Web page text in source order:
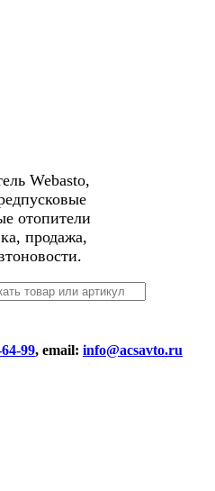
Webasto,
отопители
продажа,
99, email: info@acsavto.ru
скидки на